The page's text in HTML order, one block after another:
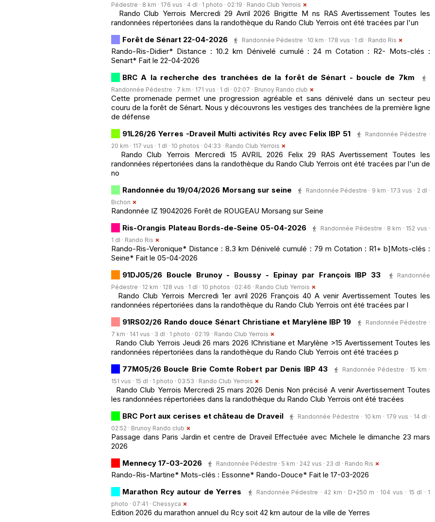
Pédestre · 8 km · 176 vus · 4 dl · 1 photo · 02:19 · Rando Club Yerrois
Rando Club Yerrois Mercredi 29 Avril 2026 Brigitte M ns RAS Avertissement Toutes les
randonnées répertoriées dans la randothèque du Rando Club Yerrois ont été tracées par l'un
Forêt de Sénart 22-04-2026
Randonnée Pédestre · 10 km · 178 vus · 1 dl · Rando Ris
Rando-Ris-Didier* Distance : 10.2 km Dénivelé cumulé : 24 m Cotation : R2- Mots-clés :
Senart* Fait le 22-04-2026
BRC A la recherche des tranchées de la forêt de Sénart - boucle de 7km
Randonnée Pédestre · 7 km · 171 vus · 1 dl · 02:07 · Brunoy Rando club
Cette promenade permet une progression agréable et sans dénivelé dans un secteur peu
couru de la forêt de Sénart. Nous y découvrons les vestiges des tranchées de la première ligne
de défense
91L26/26 Yerres -Draveil Multi activités Rcy avec Felix IBP 51
Randonnée Pédestre ·
20 km · 117 vus · 1 dl · 10 photos · 04:33 · Rando Club Yerrois
Rando Club Yerrois Mercredi 15 AVRIL 2026 Felix 29 RAS Avertissement Toutes les
randonnées répertoriées dans la randothèque du Rando Club Yerrois ont été tracées par l'un de
no
Randonnée du 19/04/2026 Morsang sur seine
Randonnée Pédestre · 9 km · 173 vus · 2 dl ·
Bichon
Randonnée IZ 19042026 Forêt de ROUGEAU Morsang sur Seine
Ris-Orangis Plateau Bords-de-Seine 05-04-2026
Randonnée Pédestre · 8 km · 152 vus ·
1 dl · Rando Ris
Rando-Ris-Veronique* Distance : 8.3 km Dénivelé cumulé : 79 m Cotation : R1+ b]Mots-clés :
Seine* Fait le 05-04-2026
91DJ05/26 Boucle Brunoy - Boussy - Epinay par François IBP 33
Randonnée
Pédestre · 12 km · 128 vus · 1 dl · 10 photos · 02:46 · Rando Club Yerrois
Rando Club Yerrois Mercredi 1er avril 2026 François 40 A venir Avertissement Toutes les
randonnées répertoriées dans la randothèque du Rando Club Yerrois ont été tracées par l
91RS02/26 Rando douce Sénart Christiane et Marylène IBP 19
Randonnée Pédestre ·
7 km · 141 vus · 3 dl · 1 photo · 02:19 · Rando Club Yerrois
Rando Club Yerrois Jeudi 26 mars 2026 IChristiane et Marylène >15 Avertissement Toutes les
randonnées répertoriées dans la randothèque du Rando Club Yerrois ont été tracées p
77M05/26 Boucle Brie Comte Robert par Denis IBP 43
Randonnée Pédestre · 15 km ·
151 vus · 15 dl · 1 photo · 03:53 · Rando Club Yerrois
Rando Club Yerrois Mercredi 25 mars 2026 Denis Non précisé A venir Avertissement Toutes
les randonnées répertoriées dans la randothèque du Rando Club Yerrois ont été tracées
BRC Port aux cerises et château de Draveil
Randonnée Pédestre · 10 km · 179 vus · 14 dl ·
02:52 · Brunoy Rando club
Passage dans Paris Jardin et centre de Draveil Effectuée avec Michele le dimanche 23 mars
2026
Mennecy 17-03-2026
Randonnée Pédestre · 5 km · 242 vus · 23 dl · Rando Ris
Rando-Ris-Martine* Mots-clés : Essonne* Rando-Douce* Fait le 17-03-2026
Marathon Rcy autour de Yerres
Randonnée Pédestre · 42 km · D+250 m · 104 vus · 15 dl · 1
photo · 07:41 · Chessyca
Edition 2026 du marathon annuel du Rcy soit 42 km autour de la ville de Yerres